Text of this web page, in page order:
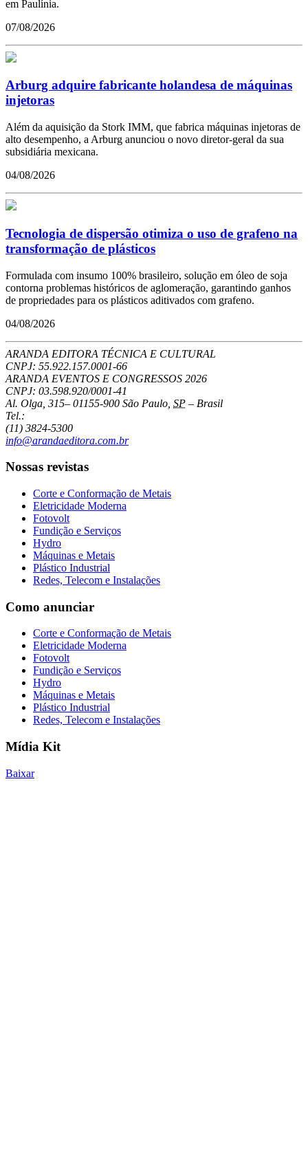
em Paulínia.
07/08/2026
Arburg adquire fabricante holandesa de máquinas
injetoras
Além da aquisição da Stork IMM, que fabrica máquinas injetoras de
alto desempenho, a Arburg anunciou o novo diretor-geral da sua
subsidiária mexicana.
04/08/2026
Tecnologia de dispersão otimiza o uso de grafeno na
transformação de plásticos
Formulada com insumo 100% brasileiro, solução em óleo de soja
contorna problemas históricos de aglomeração, garantindo ganhos
de propriedades para os plásticos aditivados com grafeno.
04/08/2026
ARANDA EDITORA TÉCNICA E CULTURAL
CNPJ: 55.922.157.0001-66
ARANDA EVENTOS E CONGRESSOS 2026
CNPJ: 03.598.920/0001-41
Al. Olga, 315– 01155-900 São Paulo SP – Brasil
Tel.:
(11) 3824-5300
info@arandaeditora.com.br
Nossas revistas
Corte e Conformação de Metais
Eletricidade Moderna
Fotovolt
Fundição e Serviços
Hydro
Máquinas e Metais
Plástico Industrial
Redes, Telecom e Instalações
Como anunciar
Corte e Conformação de Metais
Eletricidade Moderna
Fotovolt
Fundição e Serviços
Hydro
Máquinas e Metais
Plástico Industrial
Redes, Telecom e Instalações
Mídia Kit
Baixar